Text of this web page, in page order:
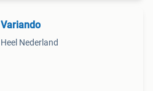
Variando
Heel Nederland